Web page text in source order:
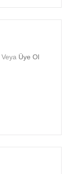
Veya Üye Ol